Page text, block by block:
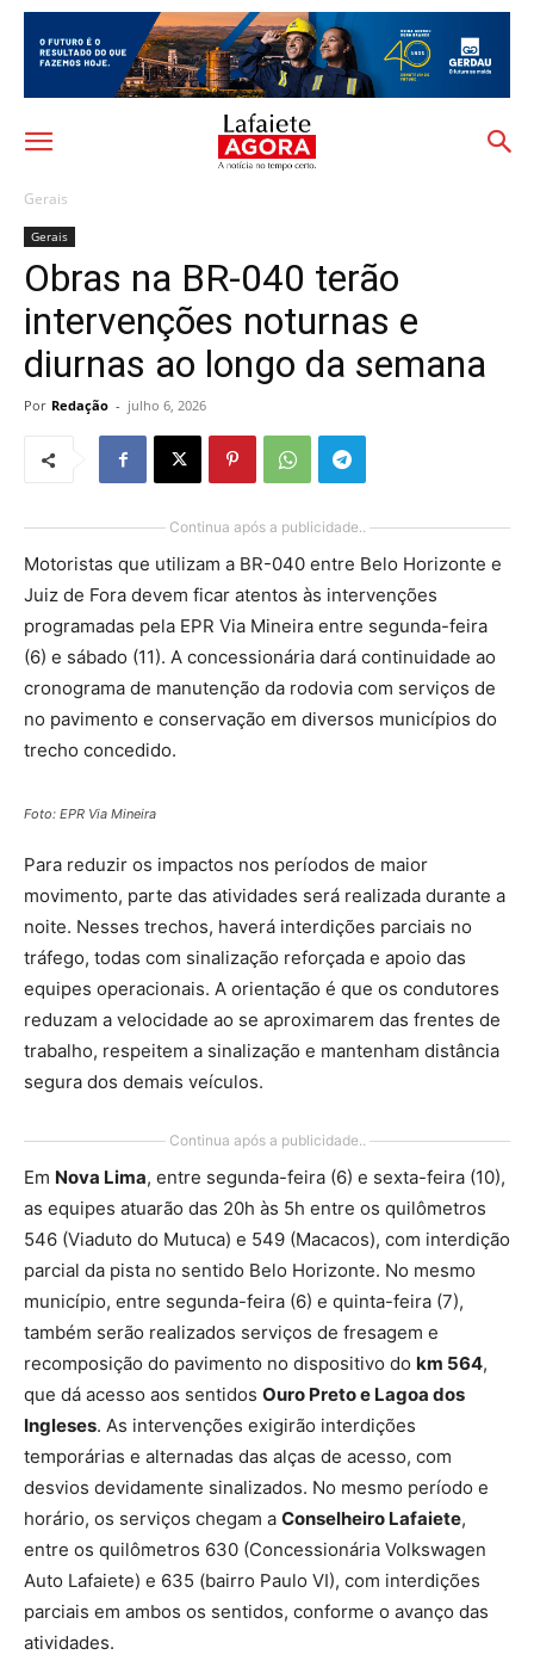
Gerais
Gerais
Obras na BR-040 terão
intervenções noturnas e
diurnas ao longo da semana
Por Redação - julho 6, 2026
Continua após a publicidade..
Motoristas que utilizam a BR-040 entre Belo Horizonte e
Juiz de Fora devem ficar atentos às intervenções
programadas pela EPR Via Mineira entre segunda-feira
(6) e sábado (11). A concessionária dará continuidade ao
cronograma de manutenção da rodovia com serviços de
no pavimento e conservação em diversos municípios do
trecho concedido.
Foto: EPR Via Mineira
Para reduzir os impactos nos períodos de maior
movimento, parte das atividades será realizada durante a
noite. Nesses trechos, haverá interdições parciais no
tráfego, todas com sinalização reforçada e apoio das
equipes operacionais. A orientação é que os condutores
reduzam a velocidade ao se aproximarem das frentes de
trabalho, respeitem a sinalização e mantenham distância
segura dos demais veículos.
Continua após a publicidade..
Em Nova Lima, entre segunda-feira (6) e sexta-feira (10),
as equipes atuarão das 20h às 5h entre os quilômetros
546 (Viaduto do Mutuca) e 549 (Macacos), com interdição
parcial da pista no sentido Belo Horizonte. No mesmo
município, entre segunda-feira (6) e quinta-feira (7),
também serão realizados serviços de fresagem e
recomposição do pavimento no dispositivo do km 564,
que dá acesso aos sentidos Ouro Preto e Lagoa dos
Ingleses. As intervenções exigirão interdições
temporárias e alternadas das alças de acesso, com
desvios devidamente sinalizados. No mesmo período e
horário, os serviços chegam a Conselheiro Lafaiete,
entre os quilômetros 630 (Concessionária Volkswagen
Auto Lafaiete) e 635 (bairro Paulo VI), com interdições
parciais em ambos os sentidos, conforme o avanço das
atividades.